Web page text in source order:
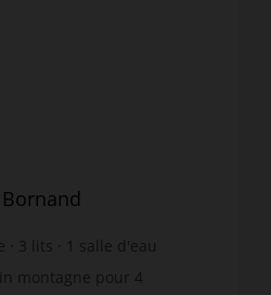
3 lits
salle d'eau
montagne pour 4